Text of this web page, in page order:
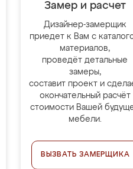
Замер и расчет
Дизайнер-замерщик
приедет к Вам с
материалов,
проведёт детальные
замеры,
составит проект и
окончательный расчёт
стоимости Вашей
мебели.
ВЫЗВАТЬ ЗАМЕРЩИКА